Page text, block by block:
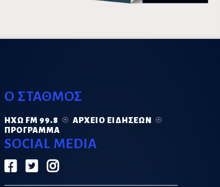
Ο ΣΤΑΘΜΟΣ
ΗΧΏ FM 99.8
ΑΡΧΕΊΟ ΕΙΔΉΣΕΩΝ
ΠΡΌΓΡΑΜΜΑ
SOCIAL MEDIA